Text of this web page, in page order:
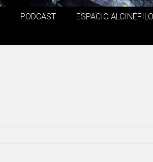
PODCAST ESPACIO ALCINÉFILO